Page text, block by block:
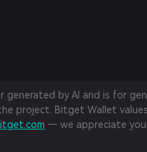
by AI and is for
project. Bitget Wallet
— we appreciate